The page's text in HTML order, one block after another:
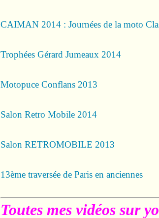
CAIMAN 2014 : Journées de la moto
Trophées Gérard Jumeaux 2014
Motopuce Conflans 2013
Salon Retro Mobile 2014
Salon RETROMOBILE 2013
13ème traversée de Paris en anciennes
Toutes mes vidéos sur